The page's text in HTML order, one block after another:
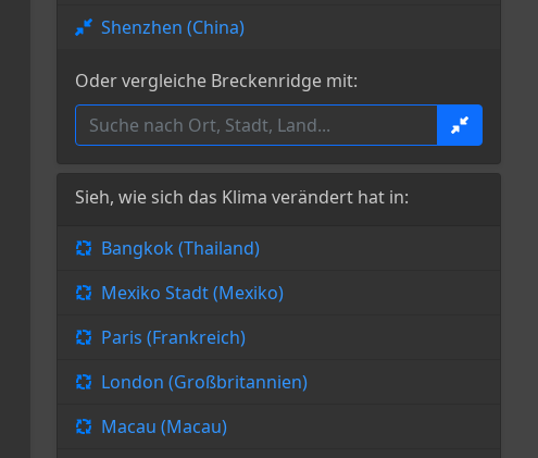
Shenzhen (China)
Oder vergleiche Breckenridge mit:
Sieh, wie sich das Klima verändert hat in:
Bangkok (Thailand)
Mexiko Stadt (Mexiko)
Paris (Frankreich)
London (Großbritannien)
Macau (Macau)